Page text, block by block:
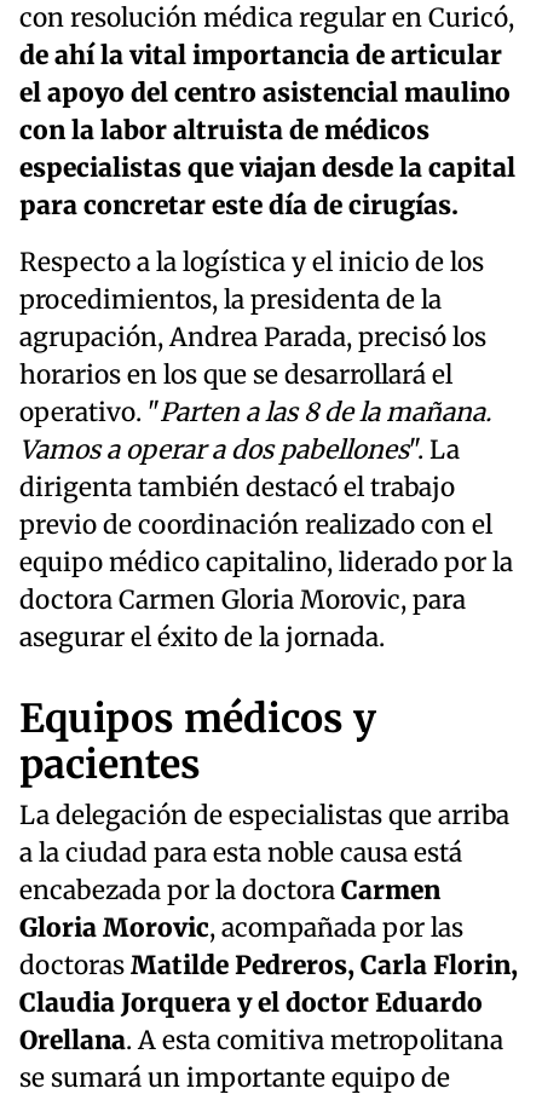
con resolución médica regular en Curicó,
de ahí la vital importancia de articular
el apoyo del centro asistencial maulino
con la labor altruista de médicos
especialistas que viajan desde la capital
para concretar este día de cirugías.
Respecto a la logística y el inicio de los
procedimientos, la presidenta de la
agrupación, Andrea Parada, precisó los
horarios en los que se desarrollará el
operativo. "Parten a las 8 de la mañana.
Vamos a operar a dos pabellones". La
dirigenta también destacó el trabajo
previo de coordinación realizado con el
equipo médico capitalino, liderado por la
doctora Carmen Gloria Morovic, para
asegurar el éxito de la jornada.
Equipos médicos y
pacientes
La delegación de especialistas que arriba
a la ciudad para esta noble causa está
encabezada por la doctoraCarmen
Gloria Morovic, acompañada por las
doctorasMatilde Pedreros, Carla Florin,
Claudia Jorquera y el doctor Eduardo
Orellana. A esta comitiva metropolitana
se sumará un importante equipo de